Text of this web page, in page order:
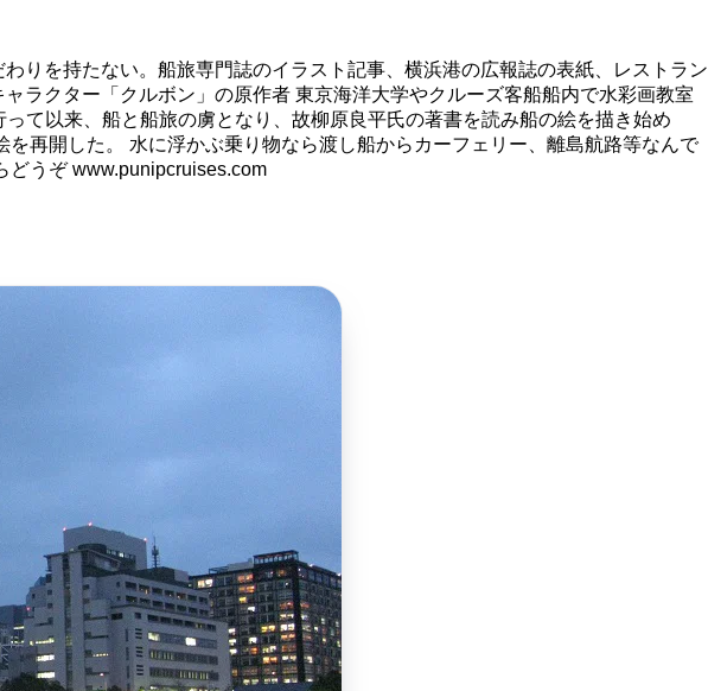
りを持たない。船旅専門誌のイラスト記事、横浜港の広報誌の表紙、レストラン
ラクター「クルボン」の原作者 東京海洋大学やクルーズ客船船内で水彩画教室
て以来、船と船旅の虜となり、故柳原良平氏の著書を読み船の絵を描き始め
再開した。 水に浮かぶ乗り物なら渡し船からカーフェリー、離島航路等なんで
どうぞ www.punipcruises.com